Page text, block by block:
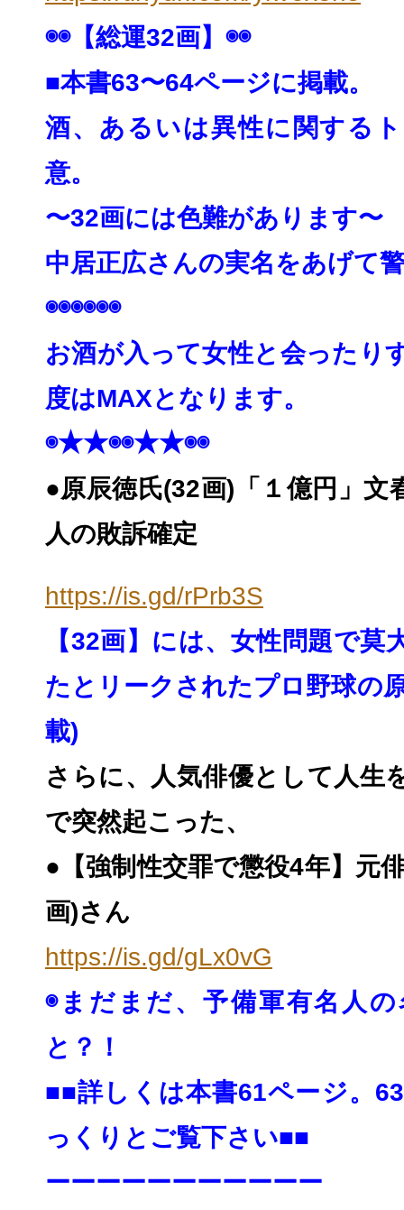
◉◉【総運32画】◉◉
■本書63〜64ページに掲載。
酒、あるいは異性に関する
意。
〜32画には色難があります〜
中居正広さんの実名をあげて
◉◉◉◉◉◉
お酒が入って女性と会ったり
度はMAXとなります。
◉★★◉◉★★◉◉
●原辰徳氏(32画)「１億円」
人の敗訴確定
https://is.gd/rPrb3S
【32画】には、 女性問題で莫
たとリークされたプロ野球の
載)
さらに、人気俳優として人生
で突然起こった、
●【強制性交罪で懲役4年】元
画)さん
https://is.gd/gLx0vG
◉まだまだ、予備軍有名人
と？！
■■詳しくは本書61ページ。
っくりとご覧下さい■■
ーーーーーーーーーーー